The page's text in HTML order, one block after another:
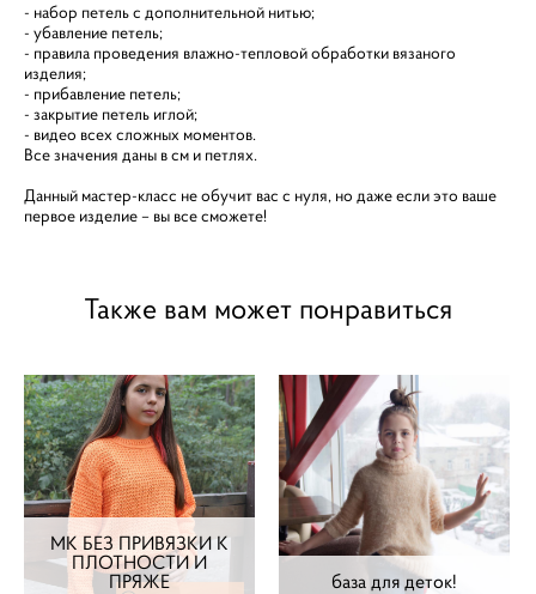
- набор петель с дополнительной нитью;
- убавление петель;
- правила проведения влажно-тепловой обработки вязаного
изделия;
- прибавление петель;
- закрытие петель иглой;
- видео всех сложных моментов.
Все значения даны в см и петлях.
Данный мастер-класс не обучит вас с нуля, но даже если это ваше
первое изделие – вы все сможете!
Также вам может понравиться
МК БЕЗ ПРИВЯЗКИ К
ПЛОТНОСТИ И
ПРЯЖЕ
база для деток!